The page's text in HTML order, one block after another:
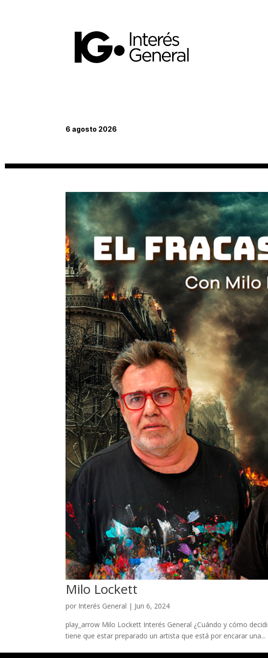
6 agosto 2026
Milo Lockett
por Interés General | Jun 6, 2024
play_arrow Milo Lockett Interés General ¿Cuándo y cómo
tiene que estar preparado un artista que está por encarar una...